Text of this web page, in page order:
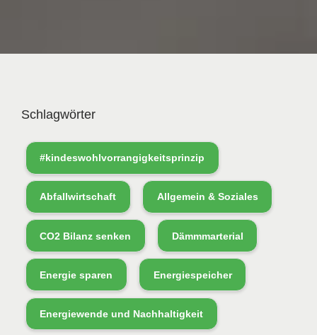
Schlagwörter
#kindeswohlvorrangigkeitsprinzip
Abfallwirtschaft Allgemein & Soziales
CO2 Bilanz senken Dämmmarterial
Energie sparen Energiespeicher
Energiewende und Nachhaltigkeit